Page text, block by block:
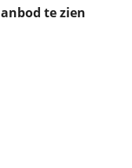
te zien